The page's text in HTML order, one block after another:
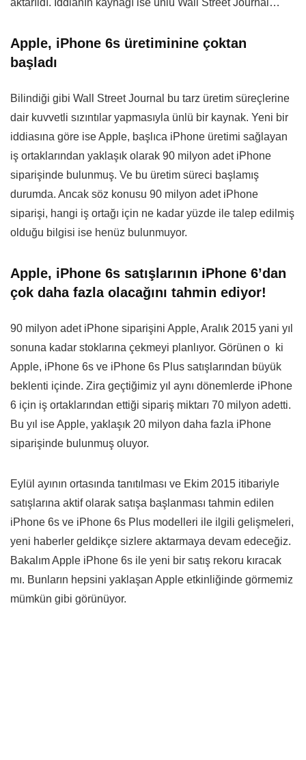
Apple, iPhone 6s üretiminine çoktan
başladı
Bilindiği gibi Wall Street Journal bu tarz üretim süreçlerine
dair kuvvetli sızıntılar yapmasıyla ünlü bir kaynak. Yeni bir
iddiasına göre ise Apple, başlıca iPhone üretimi sağlayan
iş ortaklarından yaklaşık olarak 90 milyon adet iPhone
siparişinde bulunmuş. Ve bu üretim süreci başlamış
durumda. Ancak söz konusu 90 milyon adet iPhone
siparişi, hangi iş ortağı için ne kadar yüzde ile talep edilmiş
olduğu bilgisi ise henüz bulunmuyor.
Apple, iPhone 6s satışlarının iPhone 6’dan
çok daha fazla olacağını tahmin ediyor!
90 milyon adet iPhone siparişini Apple, Aralık 2015 yani yıl
sonuna kadar stoklarına çekmeyi planlıyor. Görünen o ki
Apple, iPhone 6s ve iPhone 6s Plus satışlarından büyük
beklenti içinde. Zira geçtiğimiz yıl aynı dönemlerde iPhone
6 için iş ortaklarından ettiği sipariş miktarı 70 milyon adetti.
Bu yıl ise Apple, yaklaşık 20 milyon daha fazla iPhone
siparişinde bulunmuş oluyor.
Eylül ayının ortasında tanıtılması ve Ekim 2015 itibariyle
satışlarına aktif olarak satışa başlanması tahmin edilen
iPhone 6s ve iPhone 6s Plus modelleri ile ilgili gelişmeleri,
yeni haberler geldikçe sizlere aktarmaya devam edeceğiz.
Bakalım Apple iPhone 6s ile yeni bir satış rekoru kıracak
mı. Bunların hepsini yaklaşan Apple etkinliğinde görmemiz
mümkün gibi görünüyor.